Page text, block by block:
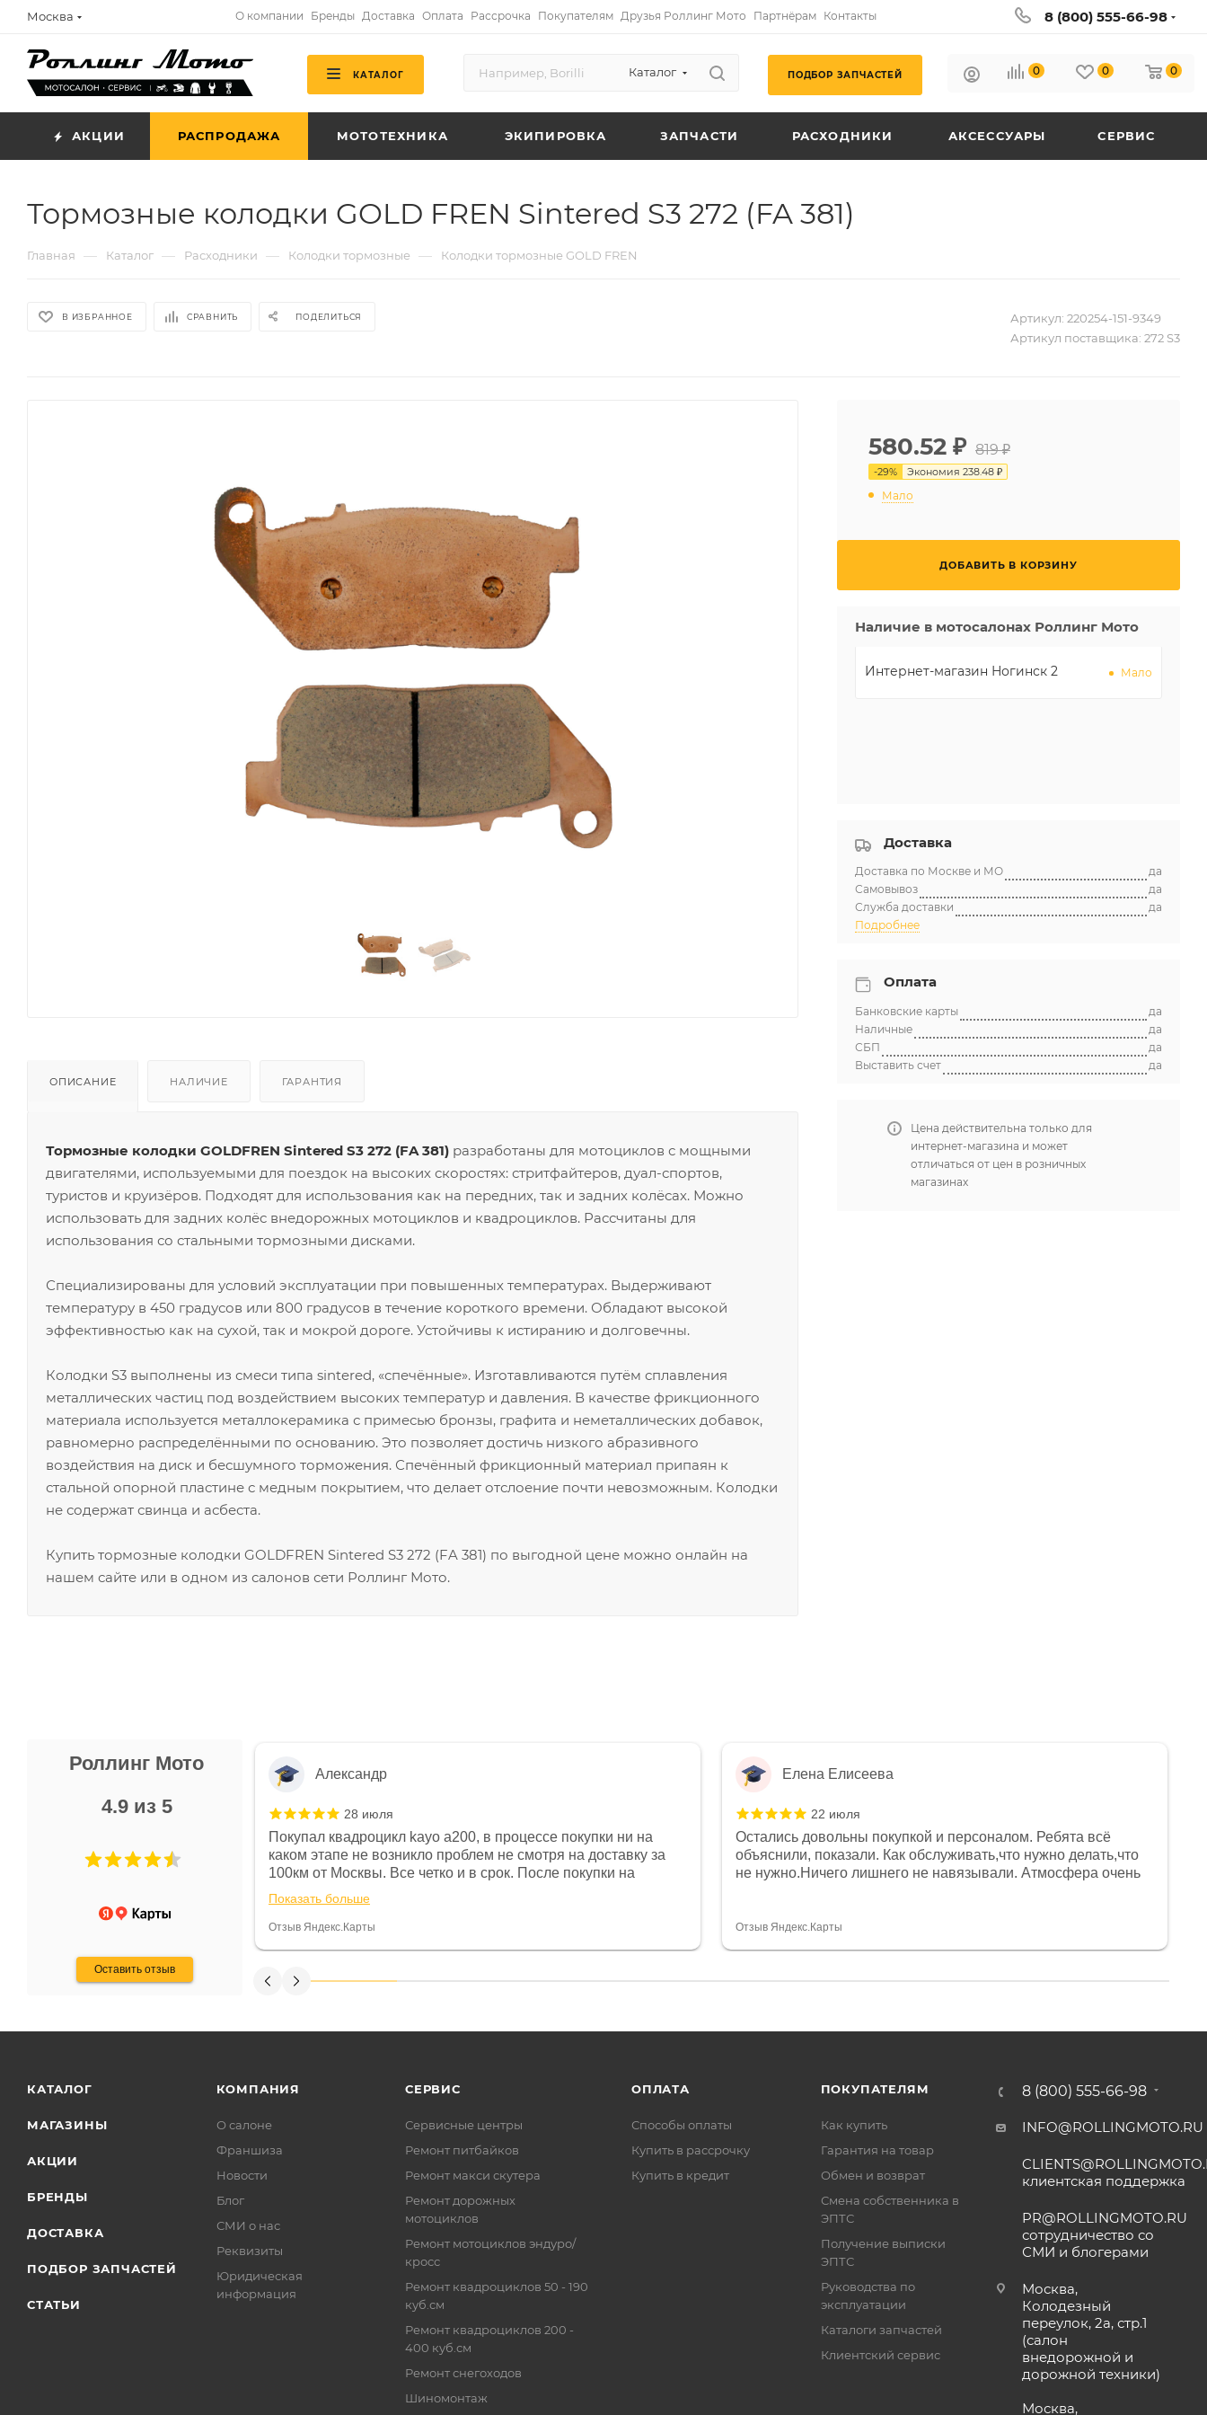
Москва О компании Бренды Доставка Оплата Рассрочка Покупателям Друзья Роллинг Мото Партнёрам Контакты 8 (800) 555-66-98
КАТАЛОГ Каталог ПОДБОР ЗАПЧАСТЕЙ 0 0 0
АКЦИИ РАСПРОДАЖА МОТОТЕХНИКА ЭКИПИРОВКА ЗАПЧАСТИ РАСХОДНИКИ АКСЕССУАРЫ СЕРВИС
Тормозные колодки GOLD FREN Sintered S3 272 (FA 381)
Главная — Каталог — Расходники — Колодки тормозные — Колодки тормозные GOLD FREN
В ИЗБРАННОЕ СРАВНИТЬ ПОДЕЛИТЬСЯ Артикул: 220254-151-9349
Артикул поставщика: 272 S3
ОПИСАНИЕ НАЛИЧИЕ ГАРАНТИЯ
Тормозные колодки GOLDFREN Sintered S3 272 (FA 381) разработаны для мотоциклов с мощными
двигателями, используемыми для поездок на высоких скоростях: стритфайтеров, дуал-спортов,
туристов и круизёров. Подходят для использования как на передних, так и задних колёсах. Можно
использовать для задних колёс внедорожных мотоциклов и квадроциклов. Рассчитаны для
использования со стальными тормозными дисками.
Специализированы для условий эксплуатации при повышенных температурах. Выдерживают
температуру в 450 градусов или 800 градусов в течение короткого времени. Обладают высокой
эффективностью как на сухой, так и мокрой дороге. Устойчивы к истиранию и долговечны.
Колодки S3 выполнены из смеси типа sintered, «спечённые». Изготавливаются путём сплавления
металлических частиц под воздействием высоких температур и давления. В качестве фрикционного
материала используется металлокерамика с примесью бронзы, графита и неметаллических добавок,
равномерно распределёнными по основанию. Это позволяет достичь низкого абразивного
воздействия на диск и бесшумного торможения. Спечённый фрикционный материал припаян к
стальной опорной пластине с медным покрытием, что делает отслоение почти невозможным. Колодки
не содержат свинца и асбеста.
Купить тормозные колодки GOLDFREN Sintered S3 272 (FA 381) по выгодной цене можно онлайн на
нашем сайте или в одном из салонов сети Роллинг Мото.
580.52 ₽ 819 ₽
-29% Экономия 238.48 ₽
Мало
ДОБАВИТЬ В КОРЗИНУ
Наличие в мотосалонах Роллинг Мото
Интернет-магазин Ногинск 2 Мало
Доставка
Доставка по Москве и МО
да
Самовывоз
да
Служба доставки
да
Подробнее
Оплата
Банковские карты
да
Наличные
да
СБП
да
Выставить счет
да
Цена действительна только для
интернет-магазина и может
отличаться от цен в розничных
магазинах
Роллинг Мото
4.9 из 5
Оставить отзыв
Не понравились условия
и дают только на год)
Александр
28 июля
Покупал квадроцикл kayo a200, в процессе покупки ни на
каком этапе не возникло проблем не смотря на доставку за
100км от Москвы. Все четко и в срок. После покупки на
спидометре всегда был 0, при этом представители магазина
постоянно были на связи и в итоге проблема была решена.
Считаю, что это говорит о небезразличии к клиенту после
Показать больше
Отзыв Яндекс.Карты
Елена Елисеева
22 июля
Остались довольны покупкой и персоналом. Ребята всё
объяснили, показали. Как обслуживать,что нужно делать,что
не нужно.Ничего лишнего не навязывали. Атмосфера очень
огромное спасибо Дмитрию, за клиентоориентированность и
Отзыв Яндекс.Карты
КАТАЛОГ
МАГАЗИНЫ
АКЦИИ
БРЕНДЫ
ДОСТАВКА
ПОДБОР ЗАПЧАСТЕЙ
СТАТЬИ
КОМПАНИЯ
О салоне
Франшиза
Новости
Блог
СМИ о нас
Реквизиты
Юридическая
информация
СЕРВИС
Сервисные центры
Ремонт питбайков
Ремонт макси скутера
Ремонт дорожных
мотоциклов
Ремонт мотоциклов эндуро/
кросс
Ремонт квадроциклов 50 - 190
куб.см
Ремонт квадроциклов 200 -
400 куб.см
Ремонт снегоходов
Шиномонтаж
ОПЛАТА
Способы оплаты
Купить в рассрочку
Купить в кредит
ПОКУПАТЕЛЯМ
Как купить
Гарантия на товар
Обмен и возврат
Смена собственника в
ЭПТС
Получение выписки
ЭПТС
Руководства по
эксплуатации
Каталоги запчастей
Клиентский сервис
8 (800) 555-66-98
INFO@ROLLINGMOTO.RU
клиентская поддержка
PR@ROLLINGMOTO.RU
сотрудничество со
СМИ и блогерами
Москва,
Колодезный
переулок, 2а, стр.1
(салон
внедорожной и
дорожной техники)
Москва,